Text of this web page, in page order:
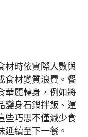
材時依實際人數與
食材變質浪費。餐
華麗轉身，例如將
變身石鍋拌飯、運
些巧思不僅減少食
延續至下一餐。